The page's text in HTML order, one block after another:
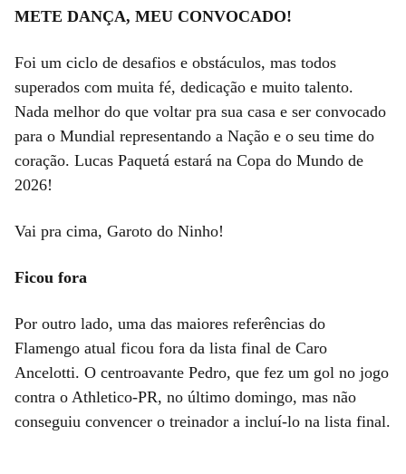
METE DANÇA, MEU CONVOCADO!
Foi um ciclo de desafios e obstáculos, mas todos
superados com muita fé, dedicação e muito talento.
Nada melhor do que voltar pra sua casa e ser convocado
para o Mundial representando a Nação e o seu time do
coração. Lucas Paquetá estará na Copa do Mundo de
2026!
Vai pra cima, Garoto do Ninho!
Ficou fora
Por outro lado, uma das maiores referências do
Flamengo atual ficou fora da lista final de Caro
Ancelotti. O centroavante Pedro, que fez um gol no jogo
contra o Athletico-PR, no último domingo, mas não
conseguiu convencer o treinador a incluí-lo na lista final.